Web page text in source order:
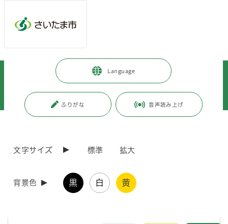
Language
ふりがな 音声読み上げ
文字サイズ 標準 拡大
背景色 黒 白 黄
観光・スポーツ・文化 > 文化・芸術
> 特別展・企画展展示解説
第49回特別展「真福寺貝塚－国指定史跡50年－」 展示Web解説 その2
第49回特別展「真福寺貝塚－国指定史跡50年－」
第49回特別展「真福寺貝塚－国指定史跡50年－」 展示